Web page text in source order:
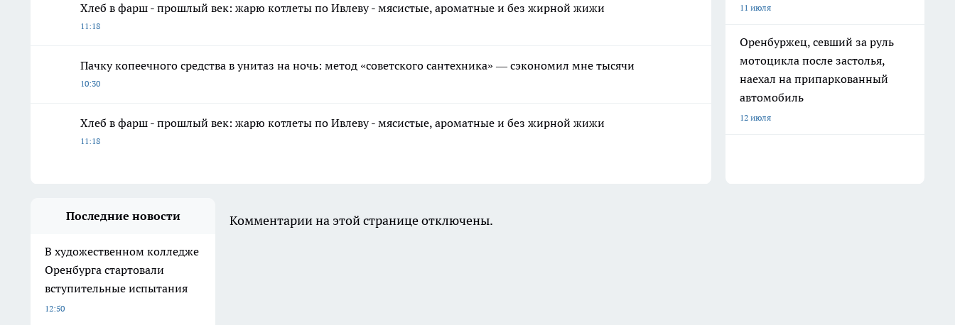
Хлеб в фарш - прошлый век: жарю котлеты по Ивлеву - мясистые, ароматные и без жирной жижи
11:18
Пачку копеечного средства в унитаз на ночь: метод «советского сантехника» — сэкономил мне тысячи
10:30
Хлеб в фарш - прошлый век: жарю котлеты по Ивлеву - мясистые, ароматные и без жирной жижи
11:18
11 июля
Оренбуржец, севший за руль
мотоцикла после застолья,
наехал на припаркованный
автомобиль
12 июля
Последние новости
В художественном колледже
Оренбурга стартовали
вступительные испытания
12:50
Комментарии на этой странице отключены.